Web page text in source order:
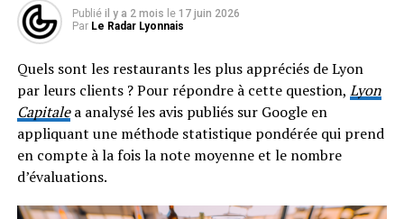
La tarte fait 4 mètres de diamètre. •
par l’Agence EMC)
particulièrement difficile à partir de mercredi avec des
nuits tropicales attendues : les minimales pourraient
atteindre 25°C dans Lyon, rendant tout repos difficile et
la ventilation des logements quasi impossible.
Le Rhône reste pour l’instant en vigilance orange
canicule, sans rejoindre les 54 départements
actuellement placés en vigilance rouge.
Publié il y a 2 mois le 17 juin 2026
Par Le Radar Lyonnais
Quels sont les restaurants les plus appréciés de Lyon
par leurs clients ? Pour répondre à cette question, Lyon
Capitalea analysé les avis publiés sur Google en
appliquant une méthode statistique pondérée qui prend
en compte à la fois la note moyenne et le nombre
d’évaluations.